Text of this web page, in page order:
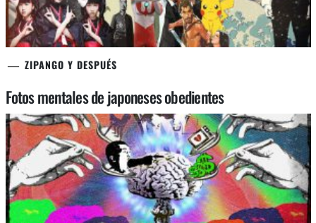
ZIPANGO Y DESPUÉS
Fotos mentales de japoneses obedientes